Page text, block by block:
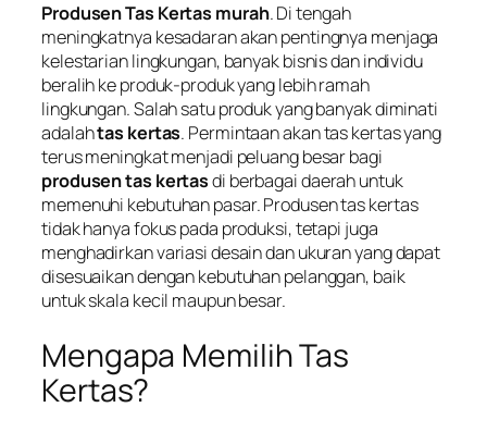
Produsen Tas Kertas murah. Di tengah
meningkatnya kesadaran akan pentingnya menjaga
kelestarian lingkungan, banyak bisnis dan individu
beralih ke produk-produk yang lebih ramah
lingkungan. Salah satu produk yang banyak diminati
adalahtas kertas. Permintaan akan tas kertas yang
terus meningkat menjadi peluang besar bagi
produsen tas kertasdi berbagai daerah untuk
memenuhi kebutuhan pasar. Produsen tas kertas
tidak hanya fokus pada produksi, tetapi juga
menghadirkan variasi desain dan ukuran yang dapat
disesuaikan dengan kebutuhan pelanggan, baik
untuk skala kecil maupun besar.
Mengapa Memilih Tas
Kertas?